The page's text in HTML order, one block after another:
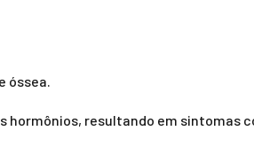
óssea.
hormônios, resultando em sintomas